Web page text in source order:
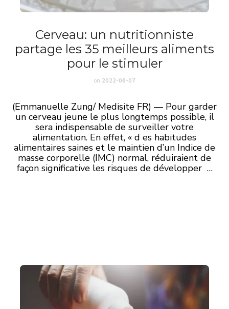
Cerveau: un nutritionniste
partage les 35 meilleurs aliments
pour le stimuler
on 2022-06-07
(Emmanuelle Zung/ Medisite FR) — Pour garder
un cerveau jeune le plus longtemps possible, il
sera indispensable de surveiller votre
alimentation. En effet, « d es habitudes
alimentaires saines et le maintien d’un Indice de
masse corporelle (IMC) normal, réduiraient de
façon significative les risques de développer …